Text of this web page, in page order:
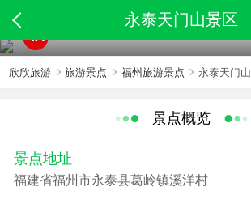
永泰天门山景区
4A
欣欣旅游 旅游景点 福州旅游景点 永泰天门山
景点概览
景点地址
福建省福州市永泰县葛岭镇溪洋村